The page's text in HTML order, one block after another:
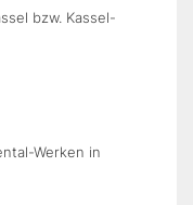
bzw. Kassel-
Werken in